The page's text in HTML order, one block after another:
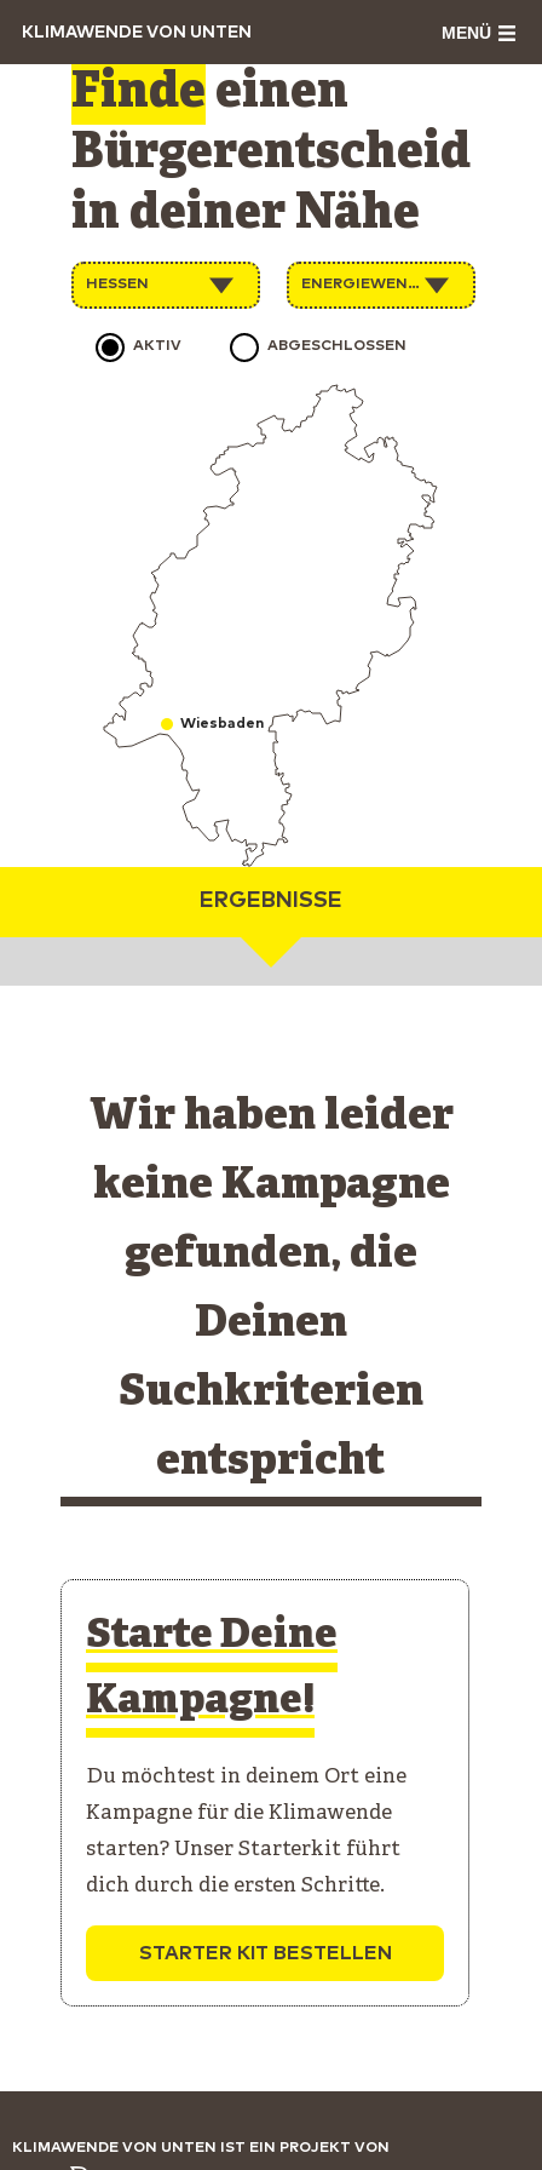
KLIMAWENDE VON UNTEN MENÜ
Wiesbaden
Finde einen
Bürgerentscheid
in deiner Nähe
HESSEN ENERGIEWENDE
AKTIV ABGESCHLOSSEN
ERGEBNISSE
Wir haben leider
keine Kampagne
gefunden, die
Deinen
Suchkriterien
entspricht
Starte Deine
Kampagne!
Du möchtest in deinem Ort eine
Kampagne für die Klimawende
starten? Unser Starterkit führt
dich durch die ersten Schritte.
STARTER KIT BESTELLEN
KLIMAWENDE VON UNTEN IST EIN PROJEKT VON